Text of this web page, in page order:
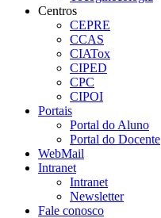
Centros
CEPRE
CCAS
CIATox
CIPED
CPC
CIPOI
Portais
Portal do Aluno
Portal do Docente
WebMail
Intranet
Intranet
Newsletter
Fale conosco